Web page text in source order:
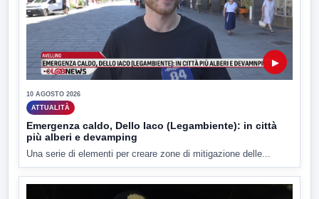
▶
10 AGOSTO 2026
ATTUALITÀ
Emergenza caldo, Dello Iaco (Legambiente): in città
più alberi e devamping
Una serie di elementi per creare zone di mitigazione delle...